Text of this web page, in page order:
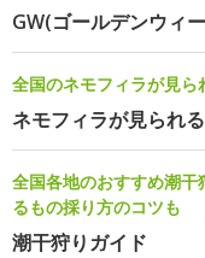
GW(ゴールデンウィ
全国のネモフィラが見
ネモフィラが見られ
全国各地のおすすめ潮
るもの採り方のコツも
潮干狩りガイド